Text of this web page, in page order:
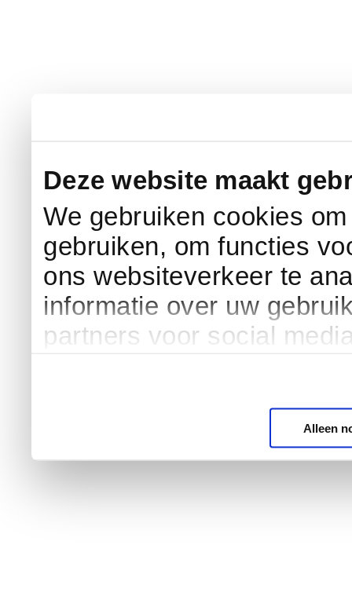
Deze website maakt
We gebruiken cookies
gebruiken, om functies
ons websiteverkeer te
informatie over uw
partners voor social
Alleen